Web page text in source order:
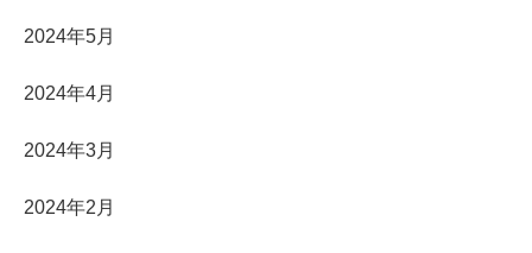
2024年5月
2024年4月
2024年3月
2024年2月